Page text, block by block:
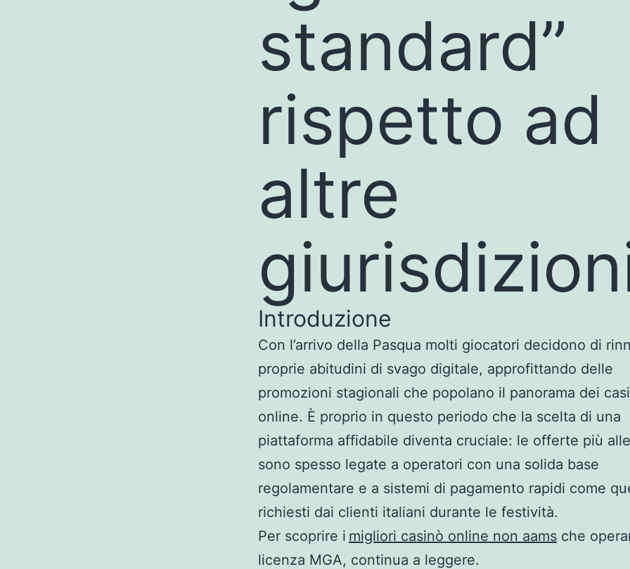
standard”
rispetto ad
altre
Introduzione
Con l’arrivo della Pasqua molti giocatori decidono di
proprie abitudini di svago digitale, approfittando delle
promozioni stagionali che popolano il panorama dei
online. È proprio in questo periodo che la scelta di una
piattaforma affidabile diventa cruciale: le offerte più
sono spesso legate a operatori con una solida base
regolamentare e a sistemi di pagamento rapidi come
richiesti dai clienti italiani durante le festività.
Per scoprire i migliori casinò online non aams che
licenza MGA, continua a leggere.